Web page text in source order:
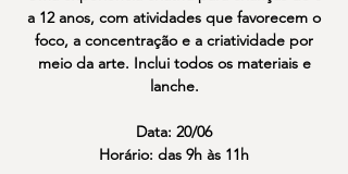
a 12 anos, com atividades que favorecem o
foco, a concentração e a criatividade por
meio da arte. Inclui todos os materiais e
lanche.
Data: 20/06
Horário: das 9h às 11h